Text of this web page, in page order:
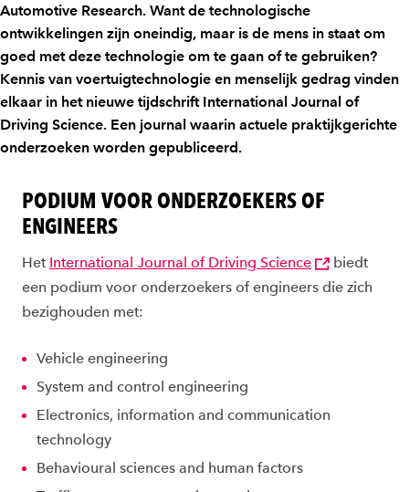
Automotive Research. Want de technologische
ontwikkelingen zijn oneindig, maar is de mens in staat om
goed met deze technologie om te gaan of te gebruiken?
Kennis van voertuigtechnologie en menselijk gedrag vinden
elkaar in het nieuwe tijdschrift International Journal of
Driving Science. Een journal waarin actuele praktijkgerichte
onderzoeken worden gepubliceerd.
PODIUM VOOR ONDERZOEKERS OF
ENGINEERS
Het International Journal of Driving Science
biedt
een podium voor onderzoekers of engineers die zich
bezighouden met:
Vehicle engineering
System and control engineering
Electronics, information and communication
technology
Behavioural sciences and human factors